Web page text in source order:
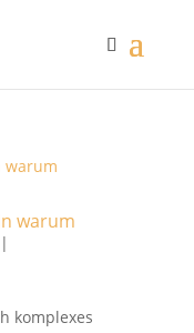
warum
komplexes